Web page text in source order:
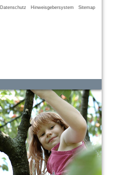
Datenschutz Hinweisgebersystem Sitemap